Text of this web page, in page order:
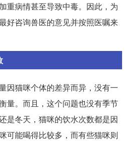
重病情甚至导致中毒。因此，为
好咨询兽医的意见并按照医嘱来
因猫咪个体的差异而异，没有一
量。而且，这个问题也没有季节
是冬天，猫咪的饮水次数都是因
可能喝得比较多，而有些猫咪则